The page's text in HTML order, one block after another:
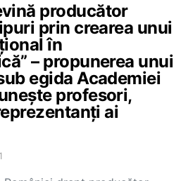
producător
prin crearea unui
în
– propunerea unui
egida Academiei
profesori,
ai